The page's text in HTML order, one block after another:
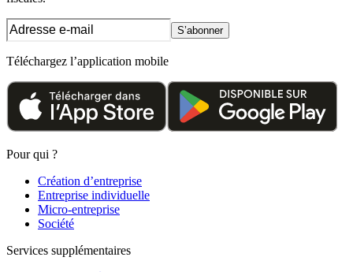
S’abonner
Téléchargez l’application mobile
Pour qui ?
Création d’entreprise
Entreprise individuelle
Micro-entreprise
Société
Services supplémentaires